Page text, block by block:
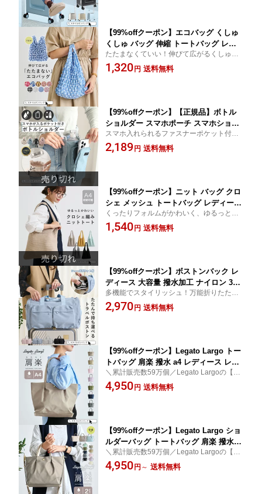
【99%offクーポン】エコバッグ くしゅ
くしゅ バッグ 伸縮 トートバッグ レデ
ィース 折りたたまない プリーツ 買い物
ショッピング バッグ かばんサブバッグ
たたまなくていい！伸びて広がるくしゅく
しゅエコバッグ 伸縮 コンパクト 花柄 便利
かわいい 洗える 洗濯 スタイルオンバッグ
1,320 円 送料無料
【99%offクーポン】【正規品】ボトル
ショルダー スマホポーチ スマホショル
ダー ペットボトルショルダー 3way 撥
水 水筒カバー 水筒 ペットボトル 巾着
スマホ入れられるファスナーポケット付き
撥水ボトルショルダー。便利グッズ。 スタ
イルオンバッグ
2,189 円 送料無料
【99%offクーポン】ニット バッグ クロ
シェ メッシュ トートバッグ レディース
軽量 A4 肩掛け マルシェバッグ 無地 シ
ンプル ナチュラル エコバッグ 伸びる
くったりフォルムがかわいく、ゆるっとナ
チュラルな雰囲気に。 スタイルオンバッグ
1,540 円 送料無料
【99%offクーポン】ボストンバック レ
ディース 大容量 撥水加工 ナイロン 3W
AY 30L 軽量 ショルダー キャリーオン
折りたたみ 旅行バッグ トラベルバッグ
多機能でスタイリッシュ！万能折りたたみ
ボストンバッグ。約30Lの大容量！撥水加
工の高密度ナイロン使用
2,970 円 送料無料
【99%offクーポン】Legato Largo トー
トバッグ 肩楽 撥水 a4 レディース レガ
ートラルゴ トート バッグ 軽量 大きい
たくさん入る かるいかばん 仕切り 収納
＼累計販売数59万個／Legato Largoの【肩
楽シリーズ】。A4サイズやPCも入る大きい
サイズはお仕事にもぴったり。上品ナイロ
4,950 円 送料無料
【99%offクーポン】Legato Largo ショ
ルダーバッグ トートバッグ 肩楽 撥水 a
5 レディース レガートラルゴ トート バ
ッグ 軽量 2way 肩掛け 斜め掛け 仕切り
＼累計販売数59万個／Legato Largoの【肩
楽シリーズ】。おでかけにちょうどいいサ
イズ感でシーンに応じて2wayで使える！撥
4,950 円 ～ 送料無料